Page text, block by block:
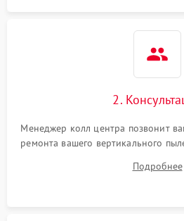
2.
Менеджер колл центра позвонит
ремонта вашего вертикального
Подробнее